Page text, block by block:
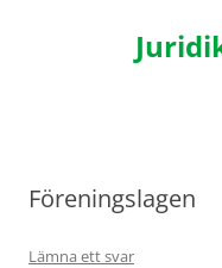
Föreningslagen
Lämna ett svar